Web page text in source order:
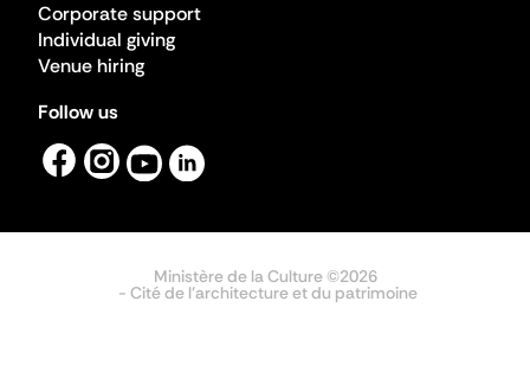
Corporate support
Individual giving
Venue hiring
Follow us
Ministère de la Culture ©2026
- Cité de l'architecture et du patrimoine